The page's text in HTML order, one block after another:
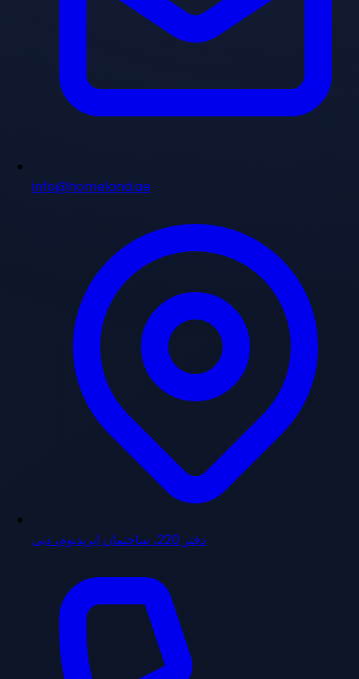
info@homeland.ae
دفتر 220، ساختمان ایریدیوم، دبی